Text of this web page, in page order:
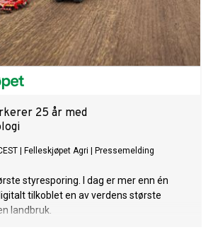
25 år med
Felleskjøpet Agri Pressemelding
styresporing. I dag er mer enn én
tilkoblet en av verdens største
landbruk.